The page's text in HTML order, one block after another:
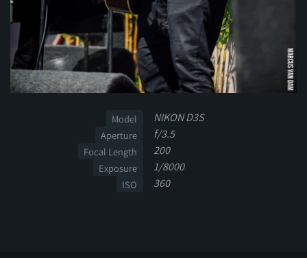
Model NIKON D3S
Aperture f/3.5
Focal Length 200
Exposure 1/8000
ISO 360